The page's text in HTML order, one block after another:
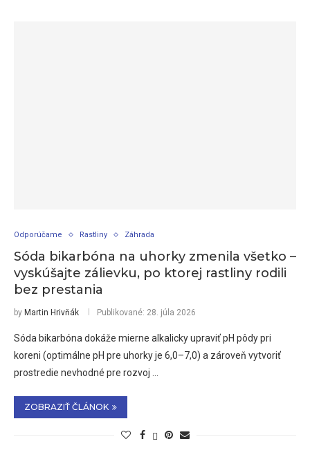
Odporúčame Rastliny Záhrada
Sóda bikarbóna na uhorky zmenila všetko –
vyskúšajte zálievku, po ktorej rastliny rodili
bez prestania
by Martin Hrivňák Publikované: 28. júla 2026
Sóda bikarbóna dokáže mierne alkalicky upraviť pH pôdy pri
koreni (optimálne pH pre uhorky je 6,0–7,0) a zároveň vytvoriť
prostredie nevhodné pre rozvoj …
ZOBRAZIŤ ČLÁNOK